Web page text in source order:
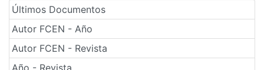
Últimos Documentos
Autor FCEN - Año
Autor FCEN - Revista